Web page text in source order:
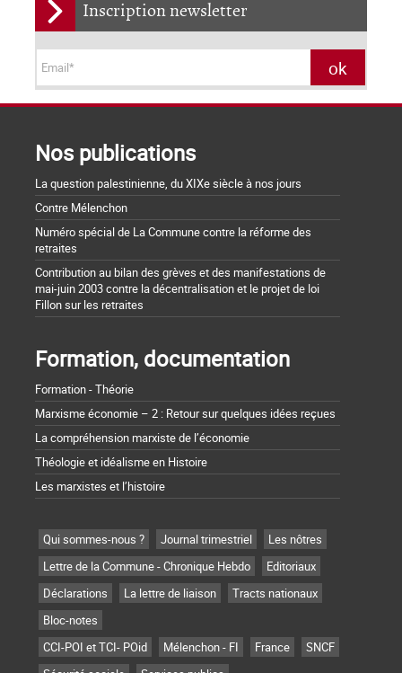
Inscription newsletter
Nos publications
La question palestinienne, du XIXe siècle à nos jours
Contre Mélenchon
Numéro spécial de La Commune contre la réforme des
retraites
Contribution au bilan des grèves et des manifestations de
mai-juin 2003 contre la décentralisation et le projet de loi
Fillon sur les retraites
Formation, documentation
Formation - Théorie
Marxisme économie – 2 : Retour sur quelques idées reçues
La compréhension marxiste de l’économie
Théologie et idéalisme en Histoire
Les marxistes et l’histoire
Qui sommes-nous ? Journal trimestriel
Les nôtres
Lettre de la Commune - Chronique Hebdo
Editoriaux
Déclarations
La lettre de liaison
Tracts nationaux
Bloc-notes
CCI-POI et TCI- POid
Mélenchon - FI France
SNCF